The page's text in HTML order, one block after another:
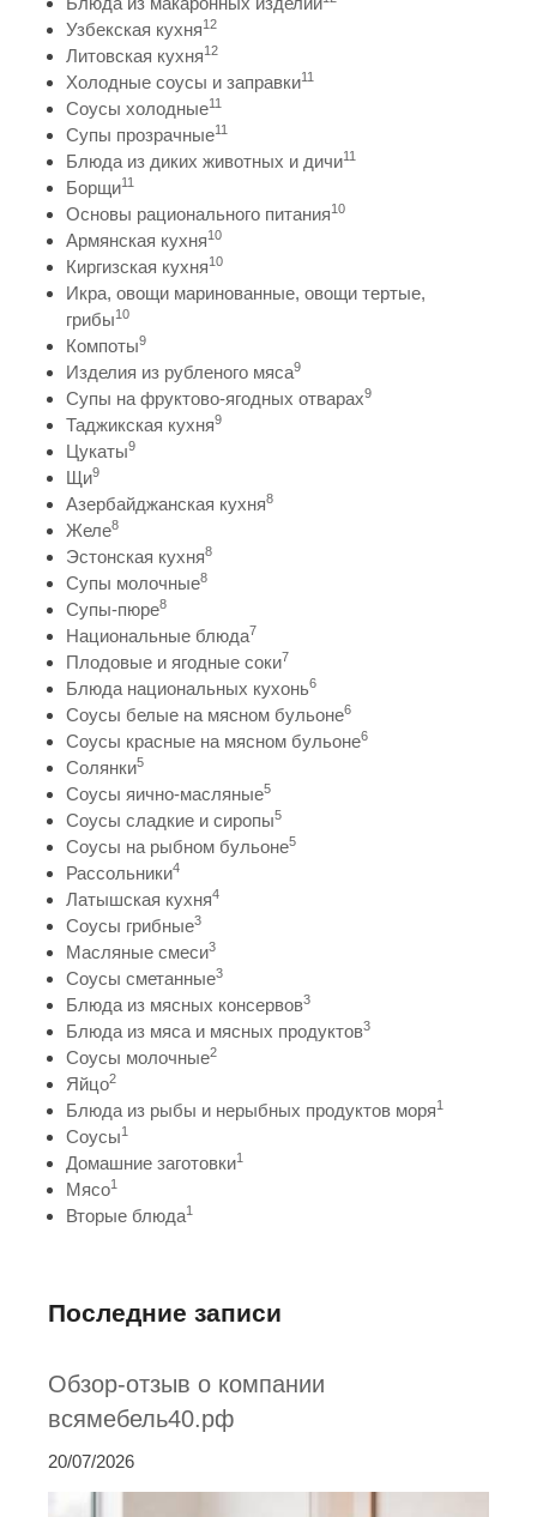
Узбекская кухня12
Литовская кухня12
Холодные соусы и заправки11
Соусы холодные11
Супы прозрачные11
Блюда из диких животных и дичи11
Борщи11
Основы рационального питания10
Армянская кухня10
Киргизская кухня10
Икра, овощи маринованные, овощи тертые,
грибы10
Компоты9
Изделия из рубленого мяса9
Супы на фруктово-ягодных отварах9
Таджикская кухня9
Цукаты9
Щи9
Азербайджанская кухня8
Желе8
Эстонская кухня8
Супы молочные8
Супы-пюре8
Национальные блюда7
Плодовые и ягодные соки7
Блюда национальных кухонь6
Соусы белые на мясном бульоне6
Соусы красные на мясном бульоне6
Солянки5
Соусы яично-масляные5
Соусы сладкие и сиропы5
Соусы на рыбном бульоне5
Рассольники4
Латышская кухня4
Соусы грибные3
Масляные смеси3
Соусы сметанные3
Блюда из мясных консервов3
Блюда из мяса и мясных продуктов3
Соусы молочные2
Яйцо2
Блюда из рыбы и нерыбных продуктов моря1
Соусы1
Домашние заготовки1
Мясо1
Вторые блюда1
Последние записи
Обзор-отзыв о компании
всямебель40.рф
20/07/2026